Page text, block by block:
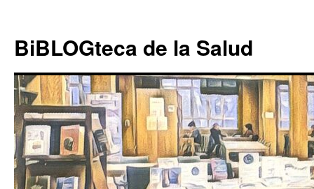
contenido
BiBLOGteca de la Salud